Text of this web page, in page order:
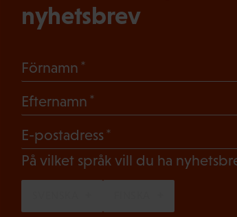
nyhetsbrev
Förnamn
Efternamn
E-postadress
På vilket språk vill du ha